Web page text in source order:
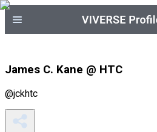
James C. Kane @ HTC
@jckhtc